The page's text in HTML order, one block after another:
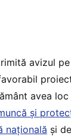
avizul
avea
şi
naţională și